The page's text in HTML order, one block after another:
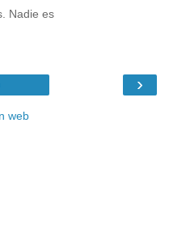
Nadie es
›
web